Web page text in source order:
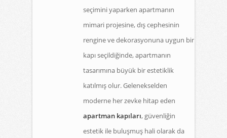
seçimini yaparken apartmanın
mimari projesine, dış cephesinin
rengine ve dekorasyonuna uygun bir
kapı seçildiğinde, apartmanın
tasarımına büyük bir estetiklik
katılmış olur. Gelenekselden
moderne her zevke hitap eden
apartman kapıları, güvenliğin
estetik ile buluşmuş hali olarak da